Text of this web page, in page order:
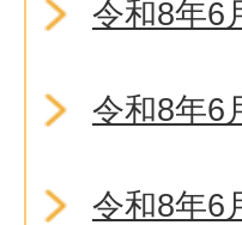
令和8年6
令和8年6
令和8年6